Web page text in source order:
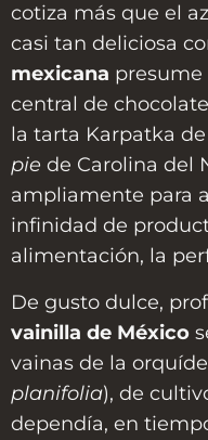
cotiza más que el
casi tan deliciosa
mexicana presume
central de
la tarta Karpatka
pie de Carolina del
ampliamente para
infinidad de
alimentación, la
De gusto dulce,
vainilla de México
vainas de la
planifolia), de
dependía, en